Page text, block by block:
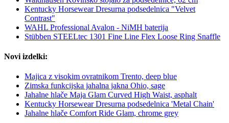
Kentucky Horsewear Dresurna podsedelnica "Velvet
Contrast"
WAHL Professional Avalon - NiMH baterija
Stübben STEELtec 1301 Fine Line Flex Loose Ring Snaffle
Novi izdelki:
Majica z visokim ovratnikom Trento, deep blue
Zimska funkcijska jahalna jakna Ohio, sage
Jahalne hlače Maja Glam Curved High Waist, asphalt
Kentucky Horsewear Dresurna podsedelnica 'Metal Chain'
Jahalne hlače Comfort Ride Glam, chrome grey